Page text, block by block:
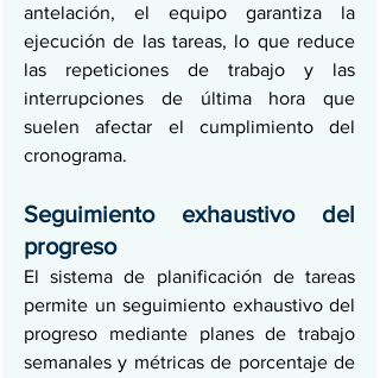
antelación, el equipo garantiza la
ejecución de las tareas, lo que reduce
las repeticiones de trabajo y las
interrupciones de última hora que
suelen afectar el cumplimiento del
cronograma.
Seguimiento exhaustivo del
progreso
El sistema de planificación de tareas
permite un seguimiento exhaustivo del
progreso mediante planes de trabajo
semanales y métricas de porcentaje de